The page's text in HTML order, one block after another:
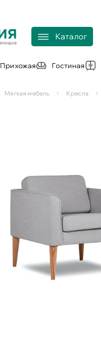
Каталог
Прихожая Гостиная
Мягкая мебель Кресла